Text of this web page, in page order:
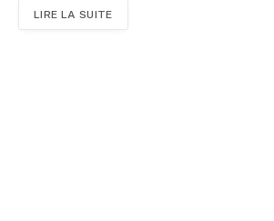
LIRE LA SUITE